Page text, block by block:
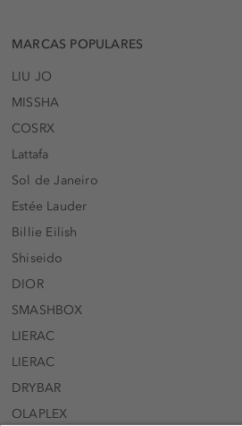
MARCAS POPULARES
LIU JO
MISSHA
COSRX
Lattafa
Sol de Janeiro
Estée Lauder
Billie Eilish
Shiseido
DIOR
SMASHBOX
LIERAC
LIERAC
DRYBAR
OLAPLEX